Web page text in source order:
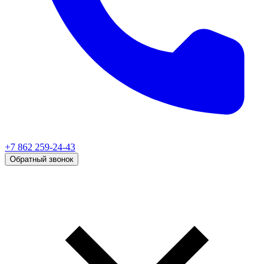
+7 862 259-24-43
Обратный звонок